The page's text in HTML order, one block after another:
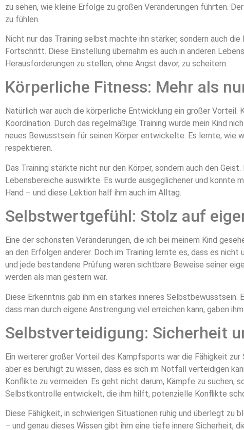
zu sehen, wie kleine Erfolge zu großen Veränderungen führten.
zu fühlen.
Nicht nur das Training selbst machte ihn stärker, sondern auch
Fortschritt. Diese Einstellung übernahm es auch in anderen
Herausforderungen zu stellen, ohne Angst davor, zu scheitern.
Körperliche Fitness: Mehr als
Natürlich war auch die körperliche Entwicklung ein großer
Koordination. Durch das regelmäßige Training wurde mein Kind
neues Bewusstsein für seinen Körper entwickelte. Es lernte, wie
respektieren.
Das Training stärkte nicht nur den Körper, sondern auch den
Lebensbereiche auswirkte. Es wurde ausgeglichener und konnte
Hand – und diese Lektion half ihm auch im Alltag.
Selbstwertgefühl: Stolz auf
Eine der schönsten Veränderungen, die ich bei meinem Kind
an den Erfolgen anderer. Doch im Training lernte es, dass es
und jede bestandene Prüfung waren sichtbare Beweise seiner
werden als man gestern war.
Diese Erkenntnis gab ihm ein starkes inneres Selbstbewusstsein.
dass man durch eigene Anstrengung viel erreichen kann, gaben
Selbstverteidigung: Sicherheit
Ein weiterer großer Vorteil des Kampfsports war die Fähigkeit
aber es beruhigt zu wissen, dass es sich im Notfall verteidigen
Konflikte zu vermeiden. Es geht nicht darum, Kämpfe zu suchen,
Selbstkontrolle entwickelt, die ihm hilft, potenzielle Konflikte
Diese Fähigkeit, in schwierigen Situationen ruhig und überlegt zu
– und genau dieses Wissen gibt ihm eine tiefe innere Sicherheit,